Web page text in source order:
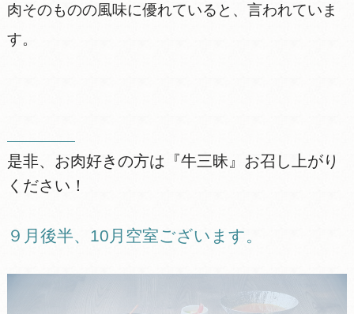
肉そのものの風味に優れていると、言われていま
す。
是非、お肉好きの方は『牛三昧』お召し上がり
ください！
９月後半、10月空室ございます。